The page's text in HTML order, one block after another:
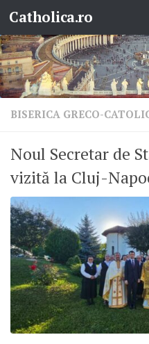
Skip to content
Catholica.ro
BISERICA GRECO-
Noul Secretar de
vizită la Cluj-